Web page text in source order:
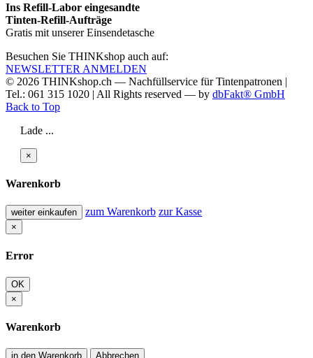
Ins Refill-Labor eingesandte
Tinten-Refill-Aufträge
Gratis mit unserer Einsendetasche
Besuchen Sie THINKshop auch auf:
NEWSLETTER ANMELDEN
© 2026 THINKshop.ch — Nachfüllservice fürTintenpatronen |
Tel.: 061 315 1020 | All Rights reserved — by dbFakt® GmbH
Back to Top
Lade ...
×
Warenkorb
weiter einkaufen zum Warenkorb zur Kasse
×
Error
OK
×
Warenkorb
in den Warenkorb Abbrechen